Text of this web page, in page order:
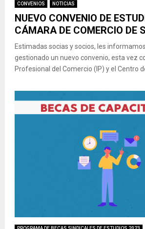
CONVENIOS NOTICIAS
NUEVO CONVENIO DE
CÁMARA DE COMERCIO DE
Estimadas socias y socios, les
gestionado un nuevo convenio, esta vez
Profesional del Comercio (IP) y el Centro